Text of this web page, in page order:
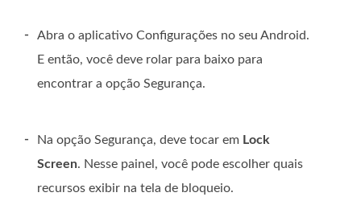
-
Abra o aplicativo Configurações no seu Android.
E então, você deve rolar para baixo para
encontrar a opção Segurança.
- Na opção Segurança, deve tocar em Lock
Screen. Nesse painel, você pode escolher quais
recursos exibir na tela de bloqueio.